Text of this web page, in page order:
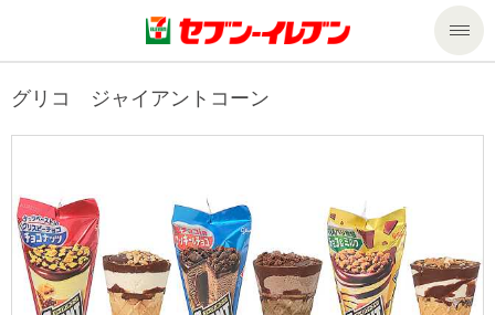
商品のご案内
今週の新商品
来週の新商品
サービス
サービストップ
企業情報
グリコ ジャイアントコーン